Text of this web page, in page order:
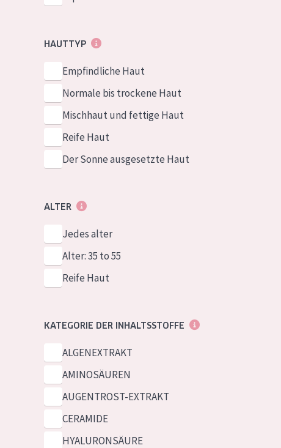
HAUTTYP
Empfindliche Haut
Normale bis trockene Haut
Mischhaut und fettige Haut
Reife Haut
Der Sonne ausgesetzte Haut
ALTER
Jedes alter
Alter: 35 to 55
Reife Haut
KATEGORIE DER INHALTSSTOFFE
ALGENEXTRAKT
AMINOSÄUREN
AUGENTROST-EXTRAKT
CERAMIDE
HYALURONSÄURE